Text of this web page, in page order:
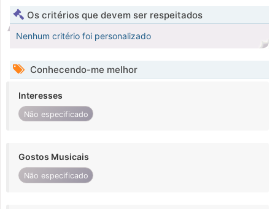
Os critérios que devem ser respeitados
Nenhum critério foi personalizado
Conhecendo-me melhor
Interesses
Não especificado
Gostos Musicais
Não especificado